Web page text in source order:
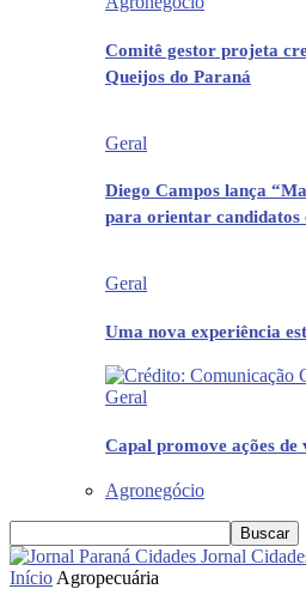
Comitê gestor projeta
Queijos do Paraná
Geral
Diego Campos lança
para orientar
Geral
Uma nova experiência
Geral
Capal promove ações
Agronegócio
Jornal
Início Agropecuária